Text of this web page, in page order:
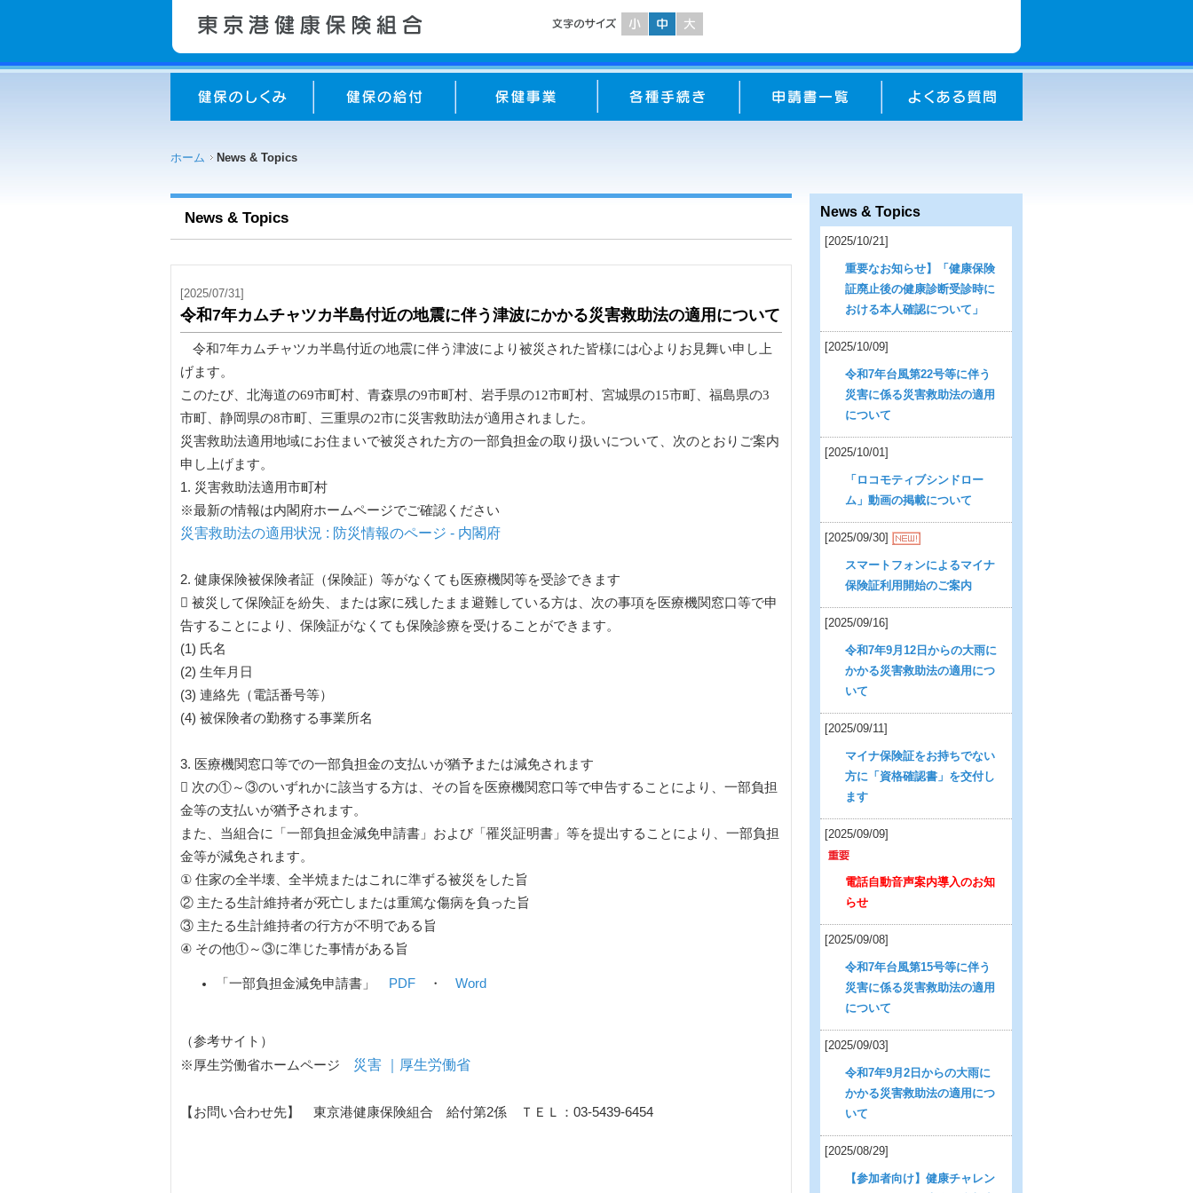
ホーム News & Topics
News & Topics
[2025/07/31]
令和7年カムチャツカ半島付近の地震に伴う津波にかかる災害救助法の適用について
令和7年カムチャツカ半島付近の地震に伴う津波により被災された皆様には心よりお見舞い申し上
げます。
このたび、北海道の69市町村、青森県の9市町村、岩手県の12市町村、宮城県の15市町、福島県の3
市町、静岡県の8市町、三重県の2市に災害救助法が適用されました。
災害救助法適用地域にお住まいで被災された方の一部負担金の取り扱いについて、次のとおりご案内
申し上げます。
1. 災害救助法適用市町村
※最新の情報は内閣府ホームページでご確認ください
災害救助法の適用状況 : 防災情報のページ - 内閣府
2. 健康保険被保険者証（保険証）等がなくても医療機関等を受診できます
 被災して保険証を紛失、または家に残したまま避難している方は、次の事項を医療機関窓口等で申
告することにより、保険証がなくても保険診療を受けることができます。
(1) 氏名
(2) 生年月日
(3) 連絡先（電話番号等）
(4) 被保険者の勤務する事業所名
3. 医療機関窓口等での一部負担金の支払いが猶予または減免されます
 次の①～③のいずれかに該当する方は、その旨を医療機関窓口等で申告することにより、一部負担
金等の支払いが猶予されます。
また、当組合に「一部負担金減免申請書」および「罹災証明書」等を提出することにより、一部負担
金等が減免されます。
① 住家の全半壊、全半焼またはこれに準ずる被災をした旨
② 主たる生計維持者が死亡しまたは重篤な傷病を負った旨
③ 主たる生計維持者の行方が不明である旨
④ その他①～③に準じた事情がある旨
「一部負担金減免申請書」 PDF ・ Word
（参考サイト）
※厚生労働省ホームページ 災害 ｜厚生労働省
【お問い合わせ先】 東京港健康保険組合 給付第2係 ＴＥＬ：03-5439-6454
News & Topics
[2025/10/21]
重要なお知らせ】「健康保険
証廃止後の健康診断受診時に
おける本人確認について」
[2025/10/09]
令和7年台風第22号等に伴う
災害に係る災害救助法の適用
について
[2025/10/01]
「ロコモティブシンドロー
ム」動画の掲載について
[2025/09/30]
スマートフォンによるマイナ
保険証利用開始のご案内
[2025/09/16]
令和7年9月12日からの大雨に
かかる災害救助法の適用につ
いて
[2025/09/11]
マイナ保険証をお持ちでない
方に「資格確認書」を交付し
ます
[2025/09/09]
電話自動音声案内導入のお知
らせ
[2025/09/08]
令和7年台風第15号等に伴う
災害に係る災害救助法の適用
について
[2025/09/03]
令和7年9月2日からの大雨に
かかる災害救助法の適用につ
いて
[2025/08/29]
【参加者向け】健康チャレン